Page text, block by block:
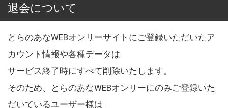
退会について
とらのあなWEBオンリーサイトにご登録いただいたア
カウント情報や各種データは
サービス終了時にすべて削除いたします。
そのため、とらのあなWEBオンリーにのみご登録いた
だいているユーザー様は